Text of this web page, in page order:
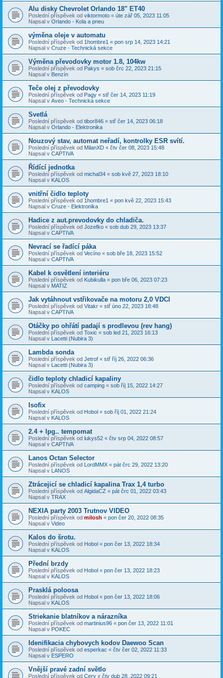
Alu disky Chevrolet Orlando 18" ET40
Poslední příspěvek od viktormoto « úte zář 05, 2023 11:05
Napsal v Orlando - Kola a pneu
výměna oleje v automatu
Poslední příspěvek od 1hombre1 « pon srp 14, 2023 14:21
Napsal v Cruze - Technická sekce
Výměna převodovky motor 1.8, 104kw
Poslední příspěvek od Pakys « sob črc 22, 2023 21:15
Napsal v Benzín
Teče olej z převodovky
Poslední příspěvek od Pagy « stř čer 14, 2023 11:19
Napsal v Aveo - Technická sekce
Svetlá
Poslední příspěvek od tibor846 « stř čer 14, 2023 06:18
Napsal v Orlando - Elektronika
Nouzový stav, automat neřadí, kontrolky ESR svítí.
Poslední příspěvek od MilanXD « čtv čer 08, 2023 15:48
Napsal v CAPTIVA
Řídící jednotka
Poslední příspěvek od michal34 « sob kvě 27, 2023 18:10
Napsal v KALOS
vnitřní čidlo teploty
Poslední příspěvek od 1hombre1 « pon kvě 22, 2023 15:43
Napsal v Cruze - Elektronika
Hadice z aut.prevodovky do chladiča.
Poslední příspěvek od Jozefko « sob dub 29, 2023 13:37
Napsal v CAPTIVA
Nevrací se řadící páka
Poslední příspěvek od Vecíno « sob bře 18, 2023 15:52
Napsal v CAPTIVA
Kabel k osvětlení interiéru
Poslední příspěvek od Kubikulla « pon bře 06, 2023 07:23
Napsal v MATIZ
Jak vytáhnout vstřikovače na motoru 2,0 VDCI
Poslední příspěvek od Vitakr « stř úno 22, 2023 18:48
Napsal v CAPTIVA
Otáčky po ohřátí padají s prodlevou (rev hang)
Poslední příspěvek od Toxic « sob led 21, 2023 16:13
Napsal v Lacetti (Nubira 3)
Lambda sonda
Poslední příspěvek od Jetrof « stř říj 26, 2022 06:36
Napsal v Lacetti (Nubira 3)
čidlo teploty chladicí kapaliny
Poslední příspěvek od camping « sob říj 15, 2022 14:27
Napsal v KALOS
Isofix
Poslední příspěvek od Hobol « sob říj 01, 2022 21:24
Napsal v KALOS
2.4 + lpg.. tempomat
Poslední příspěvek od lukys52 « čtv srp 04, 2022 08:57
Napsal v CAPTIVA
Lanos Octan Selector
Poslední příspěvek od LordMMX « pát črc 29, 2022 13:20
Napsal v LANOS
Ztrácejicí se chladicí kapalina Trax 1,4 turbo
Poslední příspěvek od AlgidaCZ « pát črc 01, 2022 03:43
Napsal v TRAX
NEXIA party 2003 Trutnov VIDEO
Poslední příspěvek od milosh « pon čer 20, 2022 08:35
Napsal v Video
Kalos do šrotu.
Poslední příspěvek od Hobol « pon čer 13, 2022 18:34
Napsal v KALOS
Přední brzdy
Poslední příspěvek od Hobol « pon čer 13, 2022 18:23
Napsal v KALOS
Prasklá poloosa
Poslední příspěvek od Hobol « pon čer 13, 2022 18:06
Napsal v KALOS
Striekanie blatníkov a nárazníka
Poslední příspěvek od martinius96 « pon čer 13, 2022 11:01
Napsal v POKEC
Idenifikacia chybovych kodov Daewoo Scan
Poslední příspěvek od esperkac « čtv čer 02, 2022 11:33
Napsal v ESPERO
Vnější pravé zadní světlo
Poslední příspěvek od Cerv « čtv dub 28, 2022 09:21